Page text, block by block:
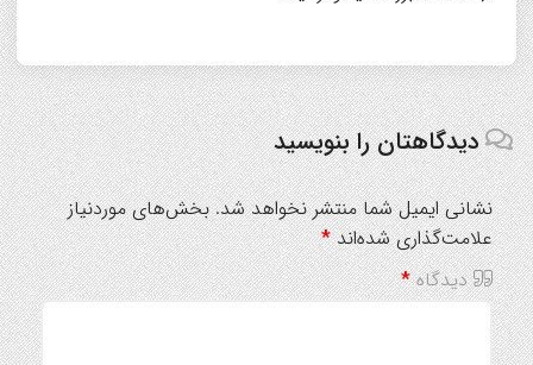
دیدگاهتان را بنویسید
نشانی ایمیل شما منتشر نخواهد شد. بخش‌های موردنیاز
علامت‌گذاری شده‌اند*
دیدگاه*